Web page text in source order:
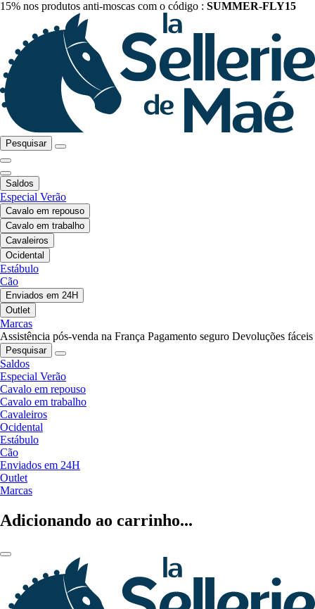
15% nos produtos anti-moscas com o código : SUMMER-FLY15
Pesquisar
Saldos
Especial Verão
Cavalo em repouso
Cavalo em trabalho
Cavaleiros
Ocidental
Estábulo
Cão
Enviados em 24H
Outlet
Marcas
Assistência pós-venda na França Pagamento seguro Devoluções fáceis
Pesquisar
Saldos
Especial Verão
Cavalo em repouso
Cavalo em trabalho
Cavaleiros
Ocidental
Estábulo
Cão
Enviados em 24H
Outlet
Marcas
Adicionando ao carrinho...